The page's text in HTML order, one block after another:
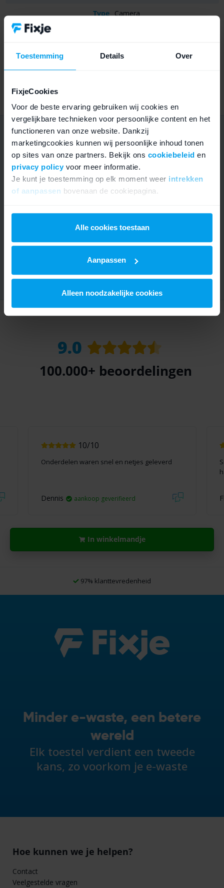
Toestemming Details Over
FixjeCookies
Voor de beste ervaring gebruiken wij cookies en
vergelijkbare technieken voor persoonlijke content en het
functioneren van onze website. Dankzij
marketingcookies kunnen wij persoonlijke inhoud tonen
op sites van onze partners. Bekijk ons cookiebeleid en
privacy policyvoor meer informatie.
Je kunt je toestemming op elk moment weer intrekken
of aanpassen bovenaan de cookiepagina.
We werken samen met21 derdendie uw gegevens
kunnen ontvangen en verwerken.
Alle cookies toestaan
Aanpassen
Alleen noodzakelijke cookies
Twijfel je nog over iPhone 15
achtercamera?
Type Camera
Geschikt voor iPhone 15
Geschikt voor
9.0
100.000+ beoordelingen
10/10
Onderdelen waren snel en netjes geleverd
Dennis aankoop geverifieerd
In winkelmandje
97% klanttevredenheid
Minder e-waste, een betere
wereld
Elk toestel verdient een tweede
kans, zo voorkom je e-waste
Hoe kunnen we je helpen?
Contact
Veelgestelde vragen